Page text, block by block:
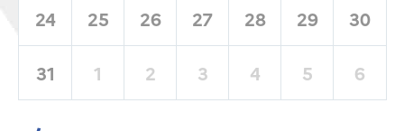
24 25 26 27 28 29 30
31 1 2 3 4 5 6